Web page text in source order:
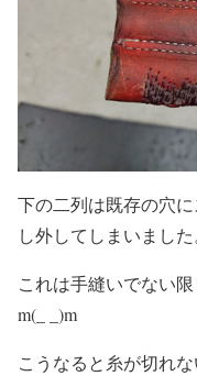
下の二列は既存の穴
し外してしまいました
これは手縫いでない
m(_ _)m
こうなると糸が切れ